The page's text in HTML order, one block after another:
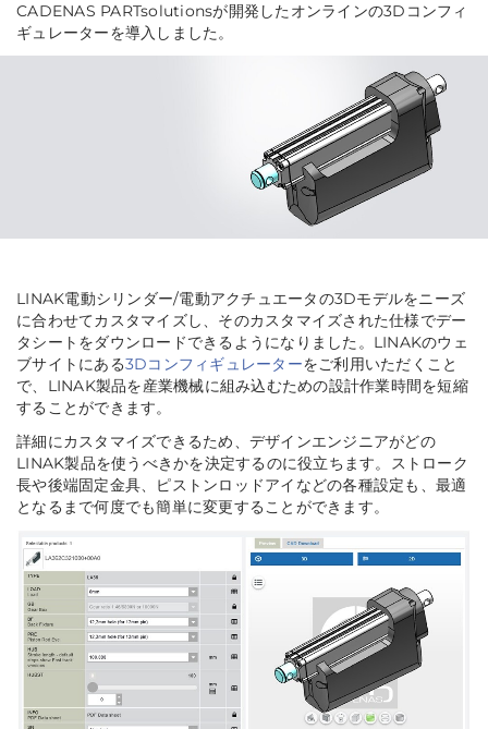
CADENAS PARTsolutionsが開発したオンラインの3Dコンフィ
ギュレーターを導入しました。
LINAK電動シリンダー/電動アクチュエータの3Dモデルをニーズ
に合わせてカスタマイズし、そのカスタマイズされた仕様でデー
タシートをダウンロードできるようになりました。LINAKのウェ
ブサイトにある3Dコンフィギュレーターをご利用いただくこと
で、LINAK製品を産業機械に組み込むための設計作業時間を短縮
することができます。
詳細にカスタマイズできるため、デザインエンジニアがどの
LINAK製品を使うべきかを決定するのに役立ちます。ストローク
長や後端固定金具、ピストンロッドアイなどの各種設定も、最適
となるまで何度でも簡単に変更することができます。